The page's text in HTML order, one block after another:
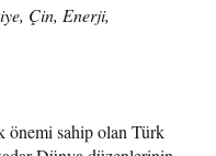
Çin, Enerji,
önemi sahip olan Türk